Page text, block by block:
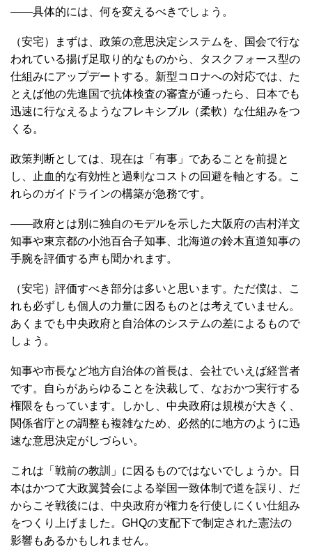
――具体的には、何を変えるべきでしょう。
（安宅）まずは、政策の意思決定システムを、国会で行な
われている揚げ足取り的なものから、タスクフォース型の
仕組みにアップデートする。新型コロナへの対応では、た
とえば他の先進国で抗体検査の審査が通ったら、日本でも
迅速に行なえるようなフレキシブル（柔軟）な仕組みをつ
くる。
政策判断としては、現在は「有事」であることを前提と
し、止血的な有効性と過剰なコストの回避を軸とする。こ
れらのガイドラインの構築が急務です。
――政府とは別に独自のモデルを示した大阪府の吉村洋文
知事や東京都の小池百合子知事、北海道の鈴木直道知事の
手腕を評価する声も聞かれます。
（安宅）評価すべき部分は多いと思います。ただ僕は、こ
れも必ずしも個人の力量に因るものとは考えていません。
あくまでも中央政府と自治体のシステムの差によるもので
しょう。
知事や市長など地方自治体の首長は、会社でいえば経営者
です。自らがあらゆることを決裁して、なおかつ実行する
権限をもっています。しかし、中央政府は規模が大きく、
関係省庁との調整も複雑なため、必然的に地方のように迅
速な意思決定がしづらい。
これは「戦前の教訓」に因るものではないでしょうか。日
本はかつて大政翼賛会による挙国一致体制で道を誤り、だ
からこそ戦後には、中央政府が権力を行使しにくい仕組み
をつくり上げました。GHQの支配下で制定された憲法の
影響もあるかもしれません。